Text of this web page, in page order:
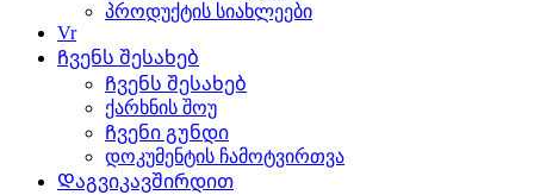
პროდუქტის სიახლეები
Vr
Ჩვენს შესახებ
Ჩვენს შესახებ
ქარხნის შოუ
Ჩვენი გუნდი
დოკუმენტის ჩამოტვირთვა
Დაგვიკავშირდით